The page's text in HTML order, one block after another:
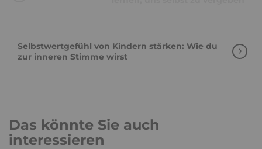
Selbstwertgefühl von Kindern stärken: Wie du
zur inneren Stimme wirst
Das könnte Sie auch
interessieren